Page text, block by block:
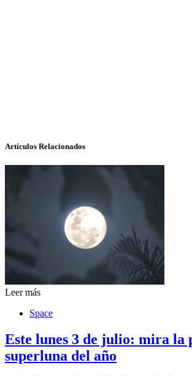
Artículos Relacionados
Leer más
Space
Este lunes 3 de julio: mira la
superluna del año